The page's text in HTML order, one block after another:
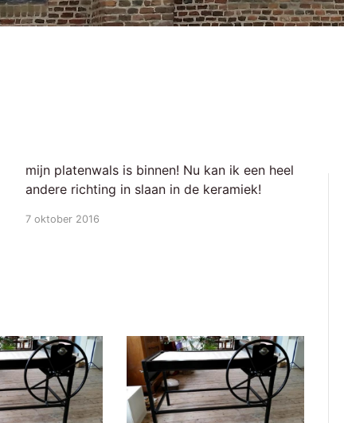
mijn platenwals is binnen! Nu kan ik een heel
andere richting in slaan in de keramiek!
7 oktober 2016